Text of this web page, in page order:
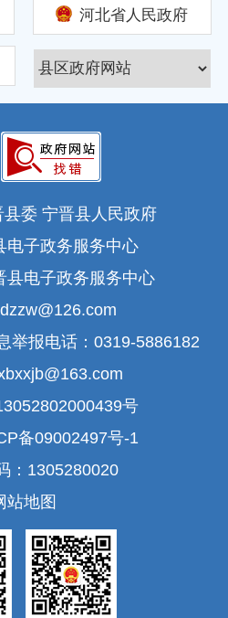
河北省人民政府
委 宁晋县人民政府
电子政务服务中心
县电子政务服务中心
举报电话：0319-5886182
号
备09002497号-1
：1305280020
站地图